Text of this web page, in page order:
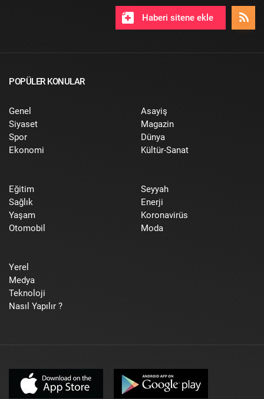
Haberi sitene ekle
POPÜLER KONULAR
Genel
Siyaset
Spor
Ekonomi
Asayiş
Magazin
Dünya
Kültür-Sanat
Eğitim
Sağlık
Yaşam
Otomobil
Seyyah
Enerji
Koronavirüs
Moda
Yerel
Medya
Teknoloji
Nasıl Yapılır ?